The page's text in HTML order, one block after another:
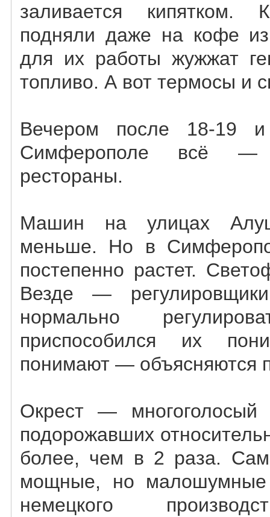
заливается
подняли даже на кофе
для их работы жужжат
топливо. А вот термосы и
Вечером после 18-
Симферополе всё —
рестораны.
Машин на улицах
меньше. Но в
постепенно растет.
Везде —
нормально
приспособился их
понимают — объясняются
Окрест — многоголосый
подорожавших
более, чем в 2 раза.
мощные, но малошумные
немецкого